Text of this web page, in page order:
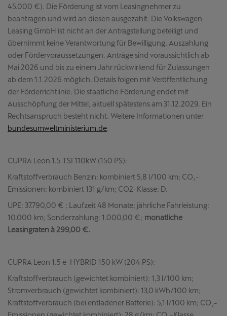
45.000 €). Die Förderung ist vom Leasingnehmer zu
beantragen und wird an diesen ausgezahlt. Die Volkswagen
Leasing GmbH ist nicht an der Antragstellung beteiligt und
übernimmt keine Verantwortung für Bewilligung, Auszahlung
oder Fördervoraussetzungen. Anträge sind voraussichtlich ab
Mai 2026 und bis zu einem Jahr rückwirkend für Zulassungen
ab dem 1.1.2026 möglich. Details folgen mit Veröffentlichung
der Förderrichtlinie. Die staatliche Förderung endet mit
Ausschöpfung der Mittel, aktuell spätestens am 31.12.2029. Ein
Rechtsanspruch besteht nicht. Weitere Informationen unter
bundesumweltministerium.de.
CUPRA Leon 1.5 TSI 110kW (150 PS):
Kraftstoffverbrauch Benzin: kombiniert 5,8 l/100 km; CO₂-
Emissionen: kombiniert 131 g/km; CO2-Klasse: D.
UPE: 37.790,00 € ; Laufzeit 48 Monate; jährliche Fahrleistung:
10.000 km; Sonderzahlung: 1.000,00 €; monatliche
Leasingraten à 299,00 €.
CUPRA Leon 1.5 e-HYBRID 150 kW (204 PS):
Kraftstoffverbrauch (gewichtet kombiniert): 1,3 l/100 km;
Stromverbrauch (gewichtet kombiniert): 13,0 kWh/100 km;
Kraftstoffverbrauch (bei entladener Batterie): 5,1 l/100 km; CO₂-